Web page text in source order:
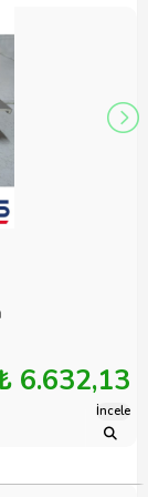
6.632,13
İncele